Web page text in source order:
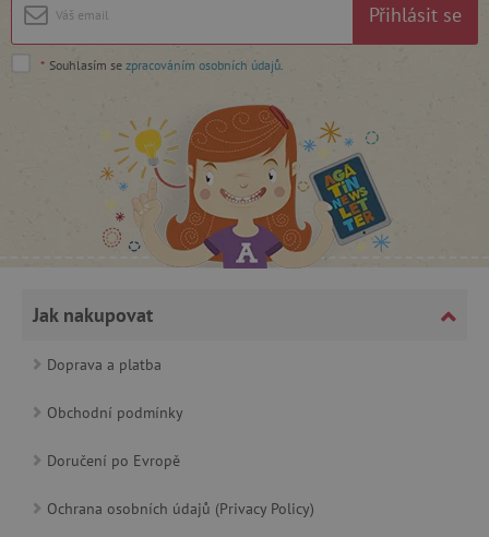
Přihlásit se
* Souhlasím se zpracováním osobních údajů
Jak nakupovat
Doprava a platba
Obchodní podmínky
Doručení po Evropě
Ochrana osobních údajů (Privacy Policy)
Google Privacy Policy